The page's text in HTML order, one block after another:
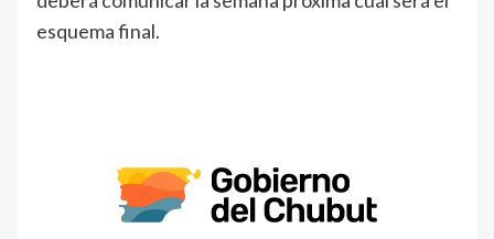
esquema final.